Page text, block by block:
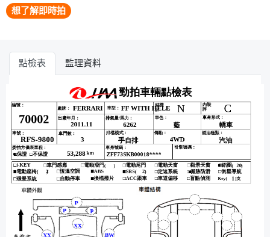
想了解即時拍
點檢表 監理資料